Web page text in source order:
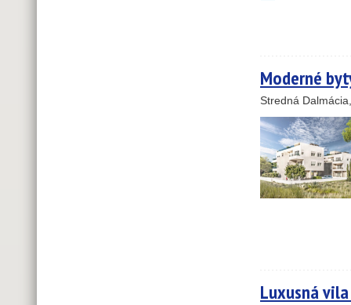
Moderné
Stredná
Luxusná